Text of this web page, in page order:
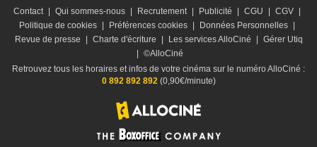
Contact Qui sommes-nous Recrutement Publicité CGU CGV
Politique de cookies
Préférences cookies Données Personnelles
Revue de presse
Charte d'écriture Les services AlloCiné
Gérer Utiq
©AlloCiné
Retrouvez tous les horaires et infos de votre cinéma sur le numéro AlloCiné :
0 892 892 892(0,90€/minute)